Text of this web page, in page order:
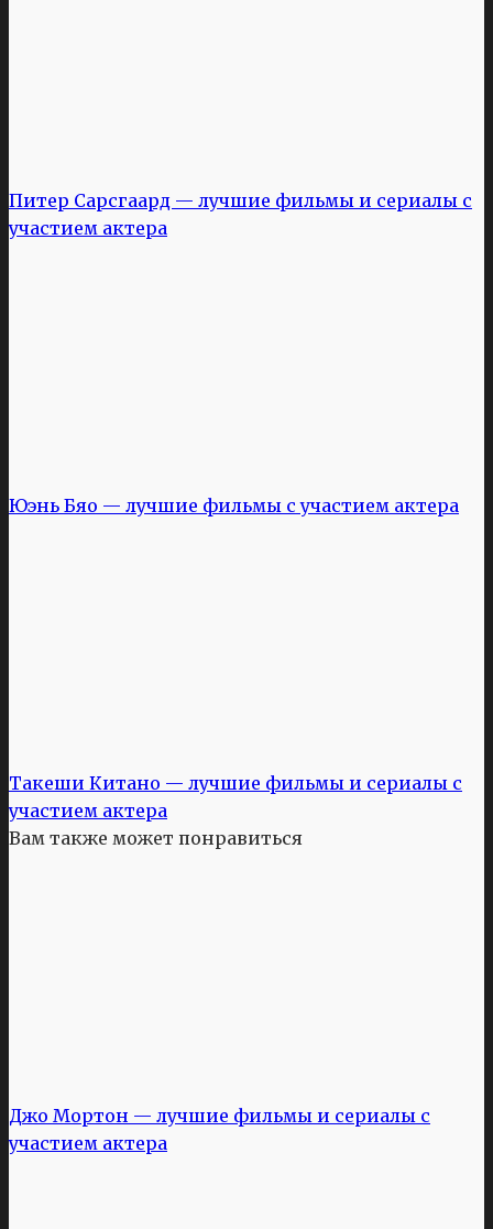
Питер Сарсгаард — лучшие фильмы и сериалы с
участием актера
Юэнь Бяо — лучшие фильмы с участием актера
Такеши Китано — лучшие фильмы и сериалы с
участием актера
Вам также может понравиться
Джо Мортон — лучшие фильмы и сериалы с
участием актера